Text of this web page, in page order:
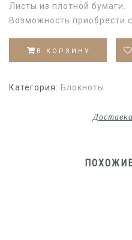
Листы из плотной бумаги.
Возможность приобрести
В КОРЗИНУ
Категория: Блокноты